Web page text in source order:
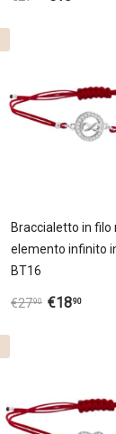
Braccialetto in filo
elemento infinito
BT16
€2790 €1890